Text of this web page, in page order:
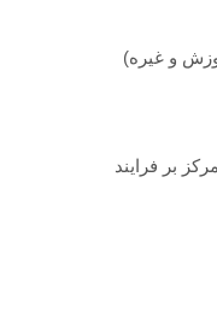
و غیره)
بر فرایند